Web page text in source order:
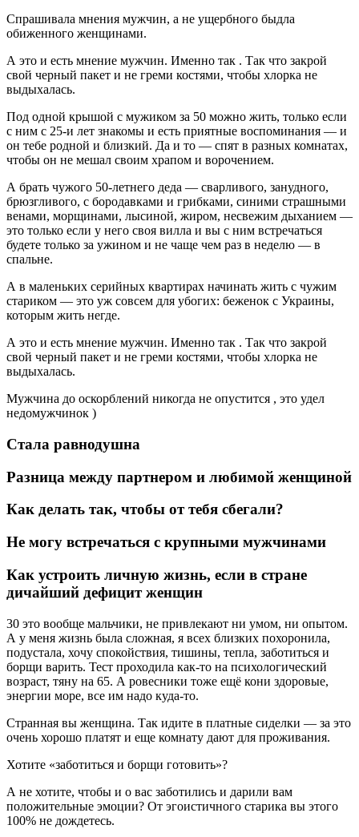
Спрашивала мнения мужчин, а не ущербного быдла
обиженного женщинами.
А это и есть мнение мужчин. Именно так . Так что закрой
свой черный пакет и не греми костями, чтобы хлорка не
выдыхалась.
Под одной крышой с мужиком за 50 можно жить, только если
с ним с 25-и лет знакомы и есть приятные воспоминания — и
он тебе родной и близкий. Да и то — спят в разных комнатах,
чтобы он не мешал своим храпом и ворочением.
А брать чужого 50-летнего деда — сварливого, занудного,
брюзгливого, с бородавками и грибками, синими страшными
венами, морщинами, лысиной, жиром, несвежим дыханием —
это только если у него своя вилла и вы с ним встречаться
будете только за ужином и не чаще чем раз в неделю — в
спальне.
А в маленьких серийных квартирах начинать жить с чужим
стариком — это уж совсем для убогих: беженок с Украины,
которым жить негде.
А это и есть мнение мужчин. Именно так . Так что закрой
свой черный пакет и не греми костями, чтобы хлорка не
выдыхалась.
Мужчина до оскорблений никогда не опустится , это удел
недомужчинок )
Стала равнодушна
Разница между партнером и любимой женщиной
Как делать так, чтобы от тебя сбегали?
Не могу встречаться с крупными мужчинами
Как устроить личную жизнь, если в стране
дичайший дефицит женщин
30 это вообще мальчики, не привлекают ни умом, ни опытом.
А у меня жизнь была сложная, я всех близких похоронила,
подустала, хочу спокойствия, тишины, тепла, заботиться и
борщи варить. Тест проходила как-то на психологический
возраст, тяну на 65. А ровесники тоже ещё кони здоровые,
энергии море, все им надо куда-то.
Странная вы женщина. Так идите в платные сиделки — за это
очень хорошо платят и еще комнату дают для проживания.
Хотите «заботиться и борщи готовить»?
А не хотите, чтобы и о вас заботились и дарили вам
положительные эмоции? От эгоистичного старика вы этого
100% не дождетесь.